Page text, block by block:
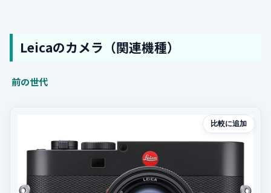
Leicaのカメラ（関連機種）
前の世代
比較に追加